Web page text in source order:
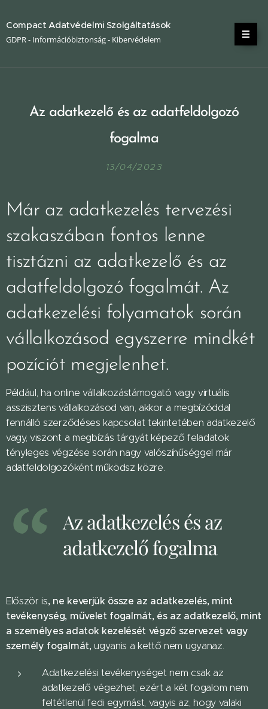
Compact Adatvédelmi Szolgáltatások
GDPR - Információbiztonság - Kibervédelem
Az adatkezelő és az adatfeldolgozó
fogalma
13/04/2023
Már az adatkezelés tervezési
szakaszában fontos lenne
tisztázni az adatkezelő és az
adatfeldolgozó fogalmát. Az
adatkezelési folyamatok során
vállalkozásod egyszerre mindkét
pozíciót megjelenhet.
Például, ha online vállalkozástámogató vagy virtuális
asszisztens vállalkozásod van, akkor a megbízóddal
fennálló szerződéses kapcsolat tekintetében adatkezelő
vagy, viszont a megbízás tárgyát képező feladatok
tényleges végzése során nagy valószínűséggel már
adatfeldolgozóként működsz közre.
Az adatkezelés és az
adatkezelő fogalma
Először is, ne keverjük össze az adatkezelés, mint
tevékenység, művelet fogalmát, és az adatkezelő, mint
a személyes adatok kezelését végző szervezet vagy
személy fogalmát, ugyanis a kettő nem ugyanaz.
Adatkezelési tevékenységet nem csak az
adatkezelő végezhet, ezért a két fogalom nem
feltétlenül fedi egymást, vagyis az, hogy valaki